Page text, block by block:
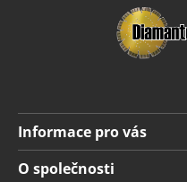
Informace pro vás
Doprava a platba
O společnosti